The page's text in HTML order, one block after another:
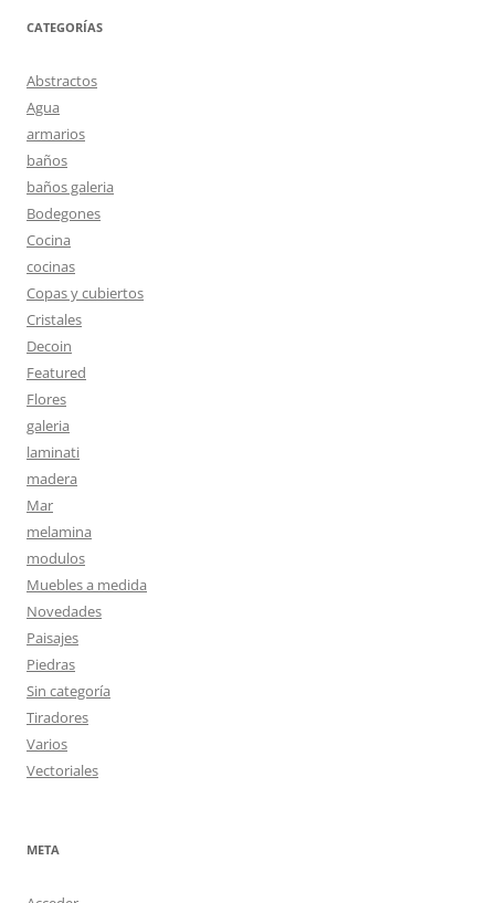
CATEGORÍAS
Abstractos
Agua
armarios
baños
baños galeria
Bodegones
Cocina
cocinas
Copas y cubiertos
Cristales
Decoin
Featured
Flores
galeria
laminati
madera
Mar
melamina
modulos
Muebles a medida
Novedades
Paisajes
Piedras
Sin categoría
Tiradores
Varios
Vectoriales
META